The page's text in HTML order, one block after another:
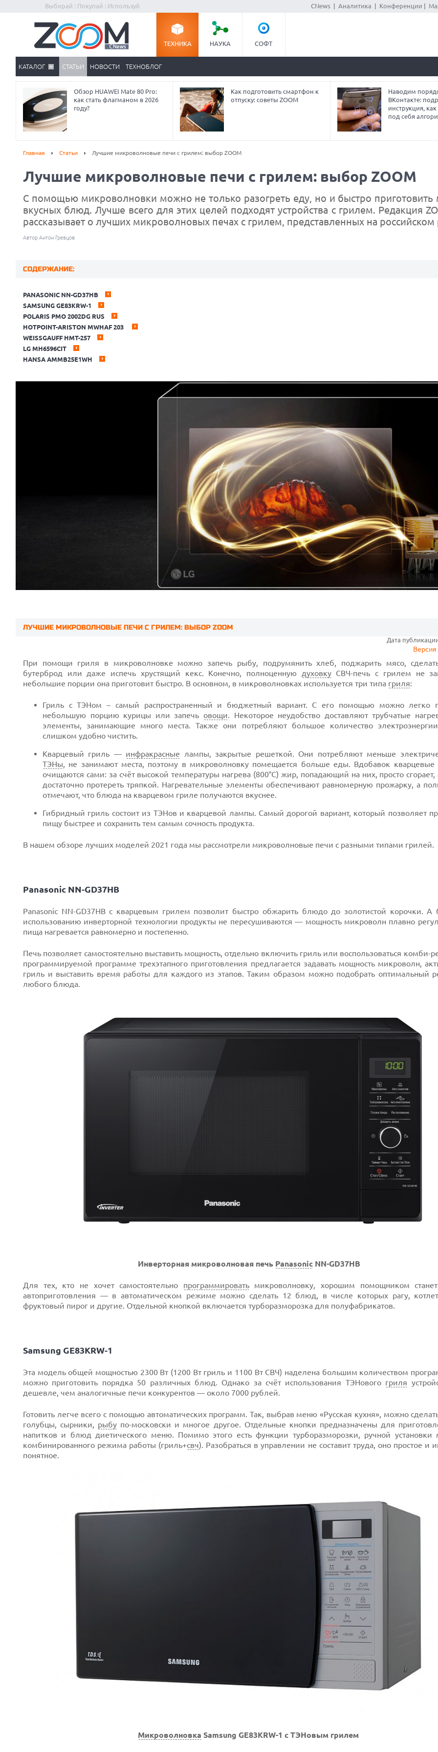
Выбирай : Покупай : Используй CNews| Аналитика Конференции
ТЕХНИКА НАУКА СОФТ
КАТАЛОГ СТАТЬИ НОВОСТИ ТЕХНОБЛОГ
Обзор HUAWEI Mate 80 Pro:
как стать флагманом в 2026
году?
Как подготовить смартфон к
отпуску: советы ZOOM
Наводим
ВКонтакте:
инструкция,
под себя
Главная Статьи Лучшие микроволновые печи с грилем: выбор ZOOM
Лучшие микроволновые печи с грилем: выбор ZOOM
С помощью микроволновки можно не только разогреть еду, но и быстро приготовить
вкусных блюд. Лучше всего для этих целей подходят устройства с грилем. Редакция
рассказывает о лучших микроволновых печах с грилем, представленных на российском
Автор Антон Гревцов
СОДЕРЖАНИЕ:
PANASONIC NN-GD37HB
SAMSUNG GE83KRW-1
POLARIS PMO 2002DG RUS
HOTPOINT-ARISTON MWHAF 203
WEISSGAUFF HMT-257
LG MH6596CIT
HANSA AMMB25E1WH
ЛУЧШИЕ МИКРОВОЛНОВЫЕ ПЕЧИ С ГРИЛЕМ: ВЫБОР ZOOM
Дата
Версия
При помощи гриля в микроволновке можно запечь рыбу, подрумянить хлеб, поджарить мясо,
бутерброд или даже испечь хрустящий кекс. Конечно, полноценную духовкуСВЧ-печь с грилем не
небольшие порции она приготовит быстро. В основном, в микроволновках используется три типа гриля:
Гриль с ТЭНом – самый распространенный и бюджетный вариант. С его помощью можно легко
небольшую порцию курицы или запечь овощи. Некоторое неудобство доставляют трубчатые
элементы, занимающие много места. Также они потребляют большое количество
слишком удобно чистить.
Кварцевый гриль — инфракрасные лампы, закрытые решеткой. Они потребляют меньше
ТЭНы, не занимают места, поэтому в микроволновку помещается больше еды. Вдобавок кварцевые
очищаются сами: за счёт высокой температуры нагрева (800°С) жир, попадающий на них, просто
достаточно протереть тряпкой. Нагревательные элементы обеспечивают равномерную прожарку, а
отмечают, что блюда на кварцевом гриле получаются вкуснее.
Гибридный гриль состоит из ТЭНов и кварцевой лампы. Самый дорогой вариант, который позволяет
пищу быстрее и сохранить тем самым сочность продукта.
В нашем обзоре лучших моделей 2021 года мы рассмотрели микроволновые печи с разными типами грилей.
Panasonic NN-GD37HB
Panasonic NN-GD37HB с кварцевым грилем позволит быстро обжарить блюдо до золотистой корочки. А
использованию инверторной технологии продукты не пересушиваются — мощность микроволн плавно
пища нагревается равномерно и постепенно.
Печь позволяет самостоятельно выставить мощность, отдельно включить гриль или воспользоваться комби-
программируемой программе трехэтапного приготовления предлагается задавать мощность микроволн,
гриль и выставить время работы для каждого из этапов. Таким образом можно подобрать оптимальный
любого блюда.
Инверторная микроволновая печь Panasonic NN-GD37HB
Для тех, кто не хочет самостоятельно программироватьмикроволновку, хорошим помощником
автоприготовления — в автоматическом режиме можно сделать 12 блюд, в числе которых рагу,
фруктовый пирог и другие. Отдельной кнопкой включается турборазморозка для полуфабрикатов.
Samsung GE83KRW-1
Эта модель общей мощностью 2300 Вт (1200 Вт гриль и 1100 Вт СВЧ) наделена большим количеством
можно приготовить порядка 50 различных блюд. Однако за счёт использования ТЭНового гриля
дешевле, чем аналогичные печи конкурентов — около 7000 рублей.
Готовить легче всего с помощью автоматических программ. Так, выбрав меню «Русская кухня», можно
голубцы, сырники, рыбу по-московски и многое другое. Отдельные кнопки предназначены для
напитков и блюд диетического меню. Помимо этого есть функции турборазморозки, ручной установки
комбинированного режима работы (гриль+свч). Разобраться в управлении не составит труда, оно простое и
понятное.
Микроволновка Samsung GE83KRW-1 с ТЭНовым грилем
Prev